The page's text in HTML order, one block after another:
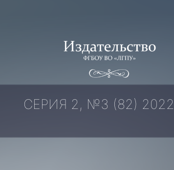
СЕРИЯ 2, №3 (82) 2022